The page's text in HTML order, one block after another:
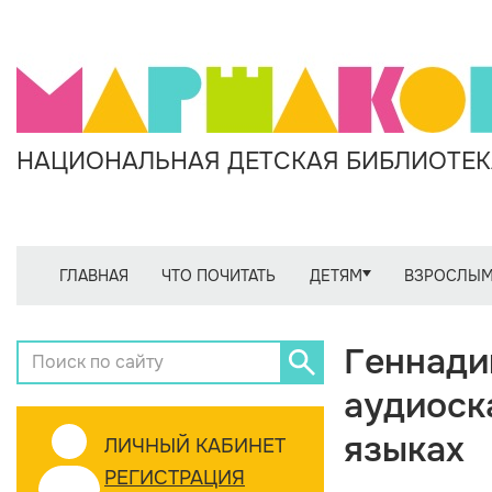
НАЦИОНАЛЬНАЯ ДЕТСКАЯ
ГЛАВНАЯ ЧТО ПОЧИТАТЬ ДЕТЯМ
ЛИЧНЫЙ КАБИНЕТ
РЕГИСТРАЦИЯ
языках